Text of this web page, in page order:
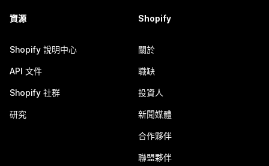
資源
Shopify 說明中心
API 文件
Shopify 社群
研究
Shopify
關於
職缺
投資人
新聞媒體
合作夥伴
聯盟夥伴